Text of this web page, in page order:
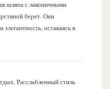
шляпа с лаконичными
берет. Они
оставаясь в
Расслабленный стиль